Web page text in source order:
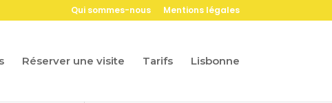
Qui sommes-nous Mentions légales
Réserver une visite Tarifs Lisbonne